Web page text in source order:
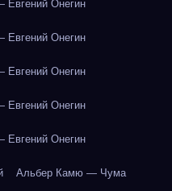
Онегин
Онегин
Онегин
Онегин
Онегин
Альбер Камю — Чума